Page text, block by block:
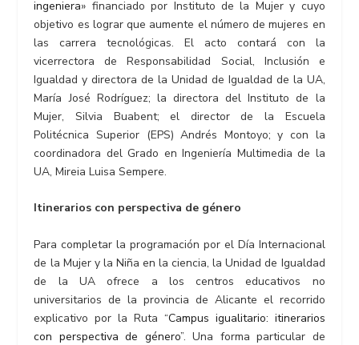
ingeniera» financiado por Instituto de la Mujer y cuyo
objetivo es lograr que aumente el número de mujeres en
las carrera tecnológicas. El acto contará con la
vicerrectora de Responsabilidad Social, Inclusión e
Igualdad y directora de la Unidad de Igualdad de la UA,
María José Rodríguez; la directora del Instituto de la
Mujer, Silvia Buabent; el director de la Escuela
Politécnica Superior (EPS) Andrés Montoyo; y con la
coordinadora del Grado en Ingeniería Multimedia de la
UA, Mireia Luisa Sempere.
Itinerarios con perspectiva de género
Para completar la programación por el Día Internacional
de la Mujer y la Niña en la ciencia, la Unidad de Igualdad
de la UA ofrece a los centros educativos no
universitarios de la provincia de Alicante el recorrido
explicativo por la Ruta “Campus igualitario: itinerarios
con perspectiva de género”. Una forma particular de